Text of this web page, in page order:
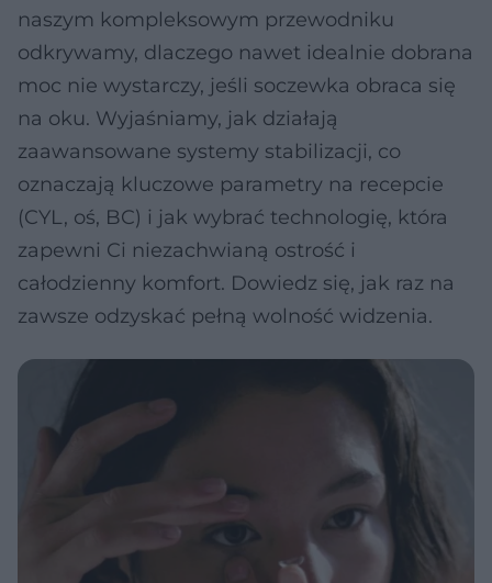
naszym kompleksowym przewodniku
odkrywamy, dlaczego nawet idealnie dobrana
moc nie wystarczy, jeśli soczewka obraca się
na oku. Wyjaśniamy, jak działają
zaawansowane systemy stabilizacji, co
oznaczają kluczowe parametry na recepcie
(CYL, oś, BC) i jak wybrać technologię, która
zapewni Ci niezachwianą ostrość i
całodzienny komfort. Dowiedz się, jak raz na
zawsze odzyskać pełną wolność widzenia.